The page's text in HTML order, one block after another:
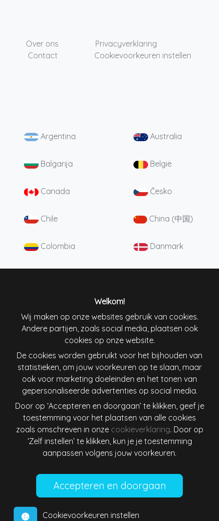
Over ons
Privacyverklaring
Contact
Cookievoorkeuren instellen
Argentina Australia
Balgarija België
Canada Česko
Chile China (中国)
Colombia Danmark
Ireland Italiana
Lietuva Magyarország
Nederland New Zealand
Österreich Polska
Schweiz Singapore
Welkom!
Wij maken op onze websites gebruik van cookies.
Andere partijen, zoals social media, plaatsen ook
cookies op onze website.
De cookies worden gebruikt voor het bijhouden van
statistieken, om jouw voorkeuren op te slaan, maar
ook voor marketing doeleinden en het tonen van
gepersonaliseerde advertenties op social media.
Door op ‘Accepteren en doorgaan’ te klikken, geef je
toestemming voor het plaatsen van alle cookies
zoals omschreven in onze cookieverklaring. Door op
‘Zelf instellen’ te klikken, kun je je toestemming
aanpassen volgens jouw voorkeuren.
Cookievoorkeuren instellen